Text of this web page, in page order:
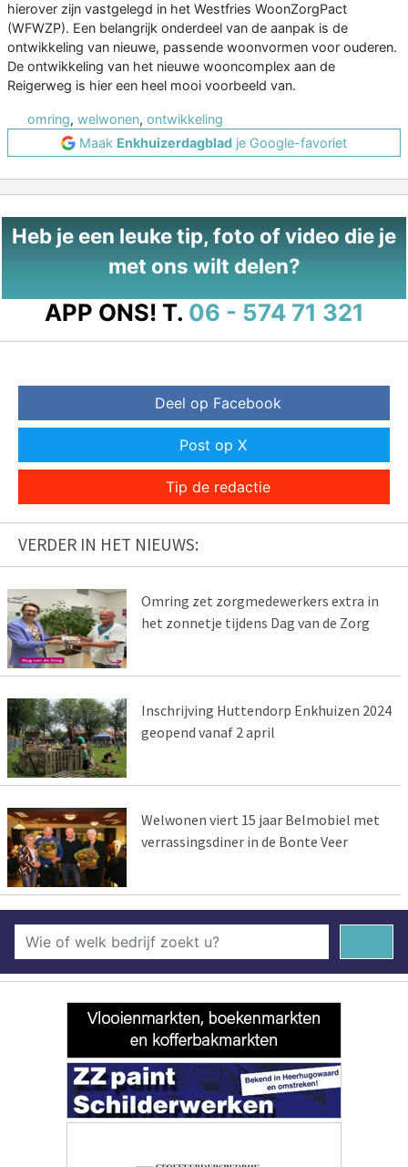
hierover zijn vastgelegd in het Westfries WoonZorgPact
(WFWZP). Een belangrijk onderdeel van de aanpak is de
ontwikkeling van nieuwe, passende woonvormen voor ouderen.
De ontwikkeling van het nieuwe wooncomplex aan de
Reigerweg is hier een heel mooi voorbeeld van.
omring, welwonen, ontwikkeling
Maak Enkhuizerdagblad je Google-favoriet
Heb je een leuke tip, foto of video die je
met ons wilt delen?
APP ONS! T. 06 - 574 71 321
Deel op Facebook
Post op X
Tip de redactie
VERDER IN HET NIEUWS:
Omring zet zorgmedewerkers extra in
het zonnetje tijdens Dag van de Zorg
Inschrijving Huttendorp Enkhuizen 2024
geopend vanaf 2 april
Welwonen viert 15 jaar Belmobiel met
verrassingsdiner in de Bonte Veer